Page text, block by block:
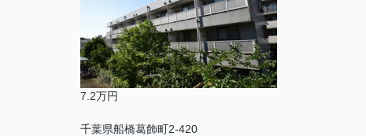
7.2万円
千葉県船橋葛飾町2-420